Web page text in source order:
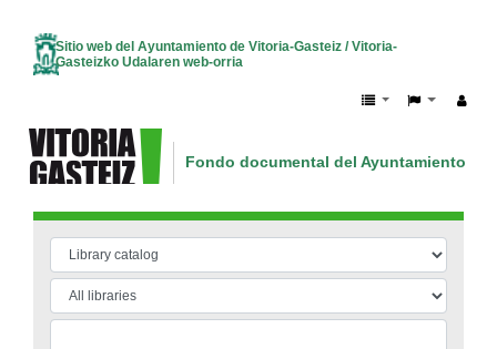
Fondo documental del Ayuntamiento de
Sitio web del Ayuntamiento de Vitoria-Gasteiz / Vitoria-
Gasteizko Udalaren web-orria